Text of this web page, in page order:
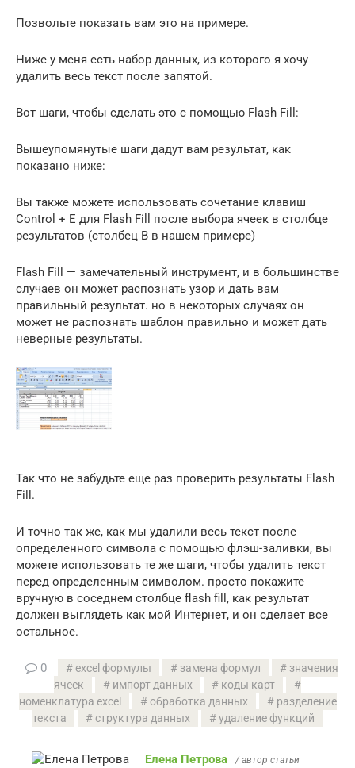
Позвольте показать вам это на примере.
Ниже у меня есть набор данных, из которого я хочу
удалить весь текст после запятой.
Вот шаги, чтобы сделать это с помощью Flash Fill:
Вышеупомянутые шаги дадут вам результат, как
показано ниже:
Вы также можете использовать сочетание клавиш
Control + E для Flash Fill после выбора ячеек в столбце
результатов (столбец B в нашем примере)
Flash Fill — замечательный инструмент, и в большинстве
случаев он может распознать узор и дать вам
правильный результат. но в некоторых случаях он
может не распознать шаблон правильно и может дать
неверные результаты.
Так что не забудьте еще раз проверить результаты Flash
Fill.
И точно так же, как мы удалили весь текст после
определенного символа с помощью флэш-заливки, вы
можете использовать те же шаги, чтобы удалить текст
перед определенным символом. просто покажите
вручную в соседнем столбце flash fill, как результат
должен выглядеть как мой Интернет, и он сделает все
остальное.
0 excel формулы замена формул
значения
ячеек
импорт данных
коды карт
номенклатура excel
обработка данных
разделение
текста
структура данных удаление функций
Елена Петрова / автор статьи